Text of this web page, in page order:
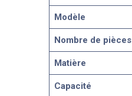
Modèle
Nombre de pièces
Matière
Capacité